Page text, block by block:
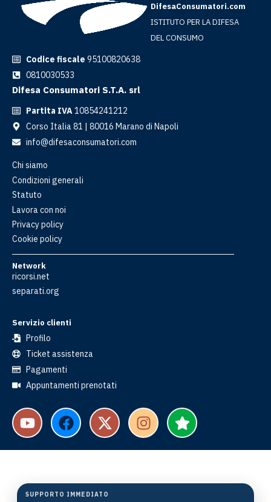
DifesaConsumatori.com
ISTITUTO PER LA DIFESA
DEL CONSUMO
Codice fiscale 95100820638
0810030533
Difesa Consumatori S.T.A. srl
Partita IVA10854241212
Corso Italia 81 | 80016 Marano di Napoli
info@difesaconsumatori.com
Chi siamo
Condizioni generali
Statuto
Lavora con noi
Privacy policy
Cookie policy
Network
ricorsi.net
separati.org
Servizio clienti
Profilo
Ticket assistenza
Pagamenti
Appuntamenti prenotati
SUPPORTO IMMEDIATO